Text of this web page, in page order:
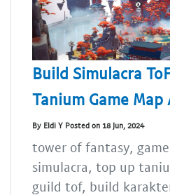
Build Simulacra
Tanium Game Map
By Eldi Y Posted on 18 Jun, 2024
tower of fantasy,
simulacra, top up
guild tof, build